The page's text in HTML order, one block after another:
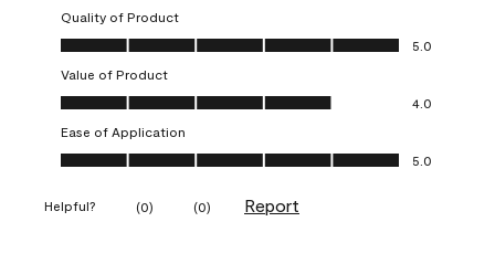
Quality of Product
Quality of Product, 5.0 out of 5
5.0
Value of Product
Value of Product, 4.0 out of 5
4.0
Ease of Application
Ease of Application, 5.0 out of 5
5.0
Helpful? (0) (0) Report